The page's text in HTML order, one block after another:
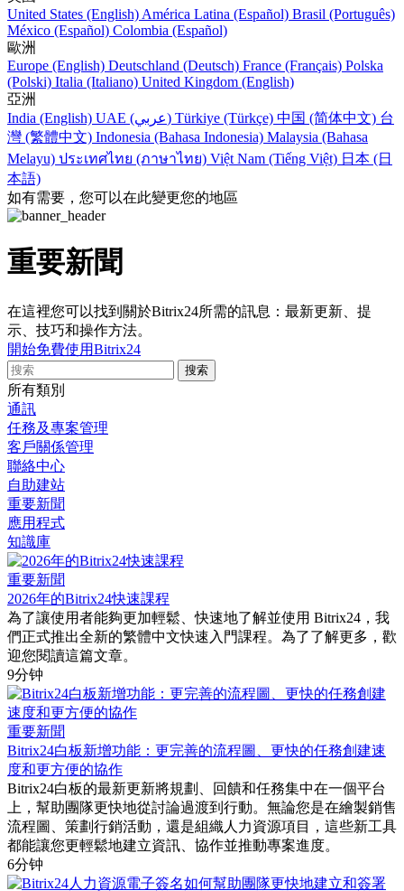
United States (English) América Latina (Español) Brasil (Português)
México (Español) Colombia (Español)
歐洲
Europe (English) Deutschland (Deutsch) France (Français) Polska
(Polski) Italia (Italiano) United Kingdom (English)
亞洲
India (English)
UAE (عربي) Türkiye (Türkçe) 中国 (简体中文) 台
灣 (繁體中文) Indonesia (Bahasa Indonesia) Malaysia (Bahasa
Melayu) ประเทศไทย (ภาษาไทย) Việt Nam (Tiếng Việt) 日本 (日
本語)
如有需要，您可以在此變更您的地區
重要新聞
在這裡您可以找到關於Bitrix24所需的訊息：最新更新、提
示、技巧和操作方法。
開始免費使用Bitrix24
所有類別
通訊
任務及專案管理
客戶關係管理
聯絡中心
自助建站
重要新聞
應用程式
知識庫
重要新聞
2026年的Bitrix24快速課程
為了讓使用者能夠更加輕鬆、快速地了解並使用 Bitrix24，我
們正式推出全新的繁體中文快速入門課程。為了了解更多，歡
迎您閱讀這篇文章。
9分钟
重要新聞
Bitrix24白板新增功能：更完善的流程圖、更快的任務創建速
度和更方便的協作
Bitrix24白板的最新更新將規劃、回饋和任務集中在一個平台
上，幫助團隊更快地從討論過渡到行動。無論您是在繪製銷售
流程圖、策劃行銷活動，還是組織人力資源項目，這些新工具
都能讓您更輕鬆地建立資訊、協作並推動專案進度。
6分钟